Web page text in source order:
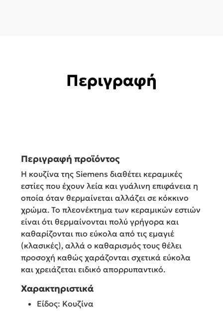
Περιγραφή
Περιγραφή προϊόντος
Η κουζίνα της Siemens διαθέτει κεραμικές
εστίες που έχουν λεία και γυάλινη επιφάνεια η
οποία όταν θερμαίνεται αλλάζει σε κόκκινο
χρώμα. Το πλεονέκτημα των κεραμικών εστιών
είναι ότι θερμαίνονται πολύ γρήγορα και
καθαρίζονται πιο εύκολα από τις εμαγιέ
(κλασικές), αλλά ο καθαρισμός τους θέλει
προσοχή καθώς χαράζονται σχετικά εύκολα
και χρειάζεται ειδικό απορρυπαντικό.
Χαρακτηριστικά
Είδος: Κουζίνα